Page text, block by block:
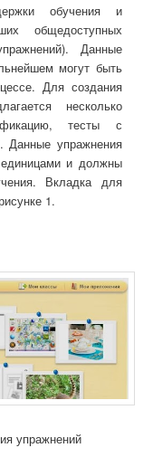
обучения и
общедоступных
Данные
могут быть
Для создания
несколько
тесты с
Данные упражнения
и должны
Вкладка для
1.
упражнений